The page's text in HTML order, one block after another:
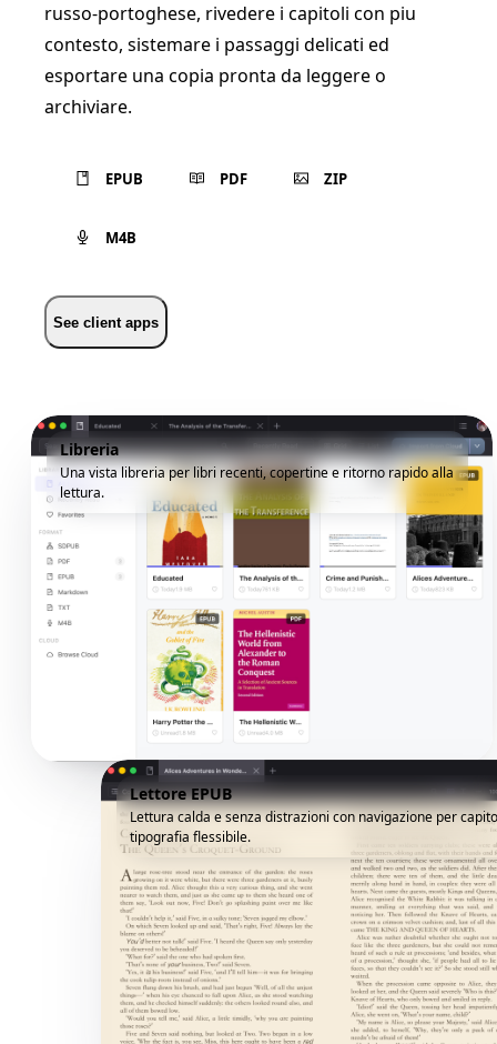
russo-portoghese, rivedere i capitoli con piu
contesto, sistemare i passaggi delicati ed
esportare una copia pronta da leggere o
archiviare.
EPUB PDF ZIP
M4B
See client apps
Libreria
Una vista libreria per libri recenti, copertine e ritorno rapido alla
lettura.
Lettore EPUB
Lettura calda e senza distrazioni con navigazione per
tipografia flessibile.